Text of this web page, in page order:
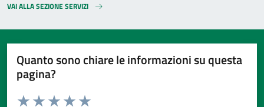
VAI ALLA SEZIONE SERVIZI
Quanto sono chiare le informazioni su questa
pagina?
Valuta da 1 a 5 stelle la pagina